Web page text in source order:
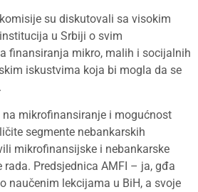
su diskutovali sa visokim
u Srbiji o svim
finansiranja mikro, malih i socijalnih
iskustvima koja bi mogla da se
mikrofinansiranje i mogućnost
segmente nebankarskih
mikrofinansijske i nebankarske
rada. Predsjednica AMFI – ja, gđa
naučenim lekcijama u BiH, a svoje